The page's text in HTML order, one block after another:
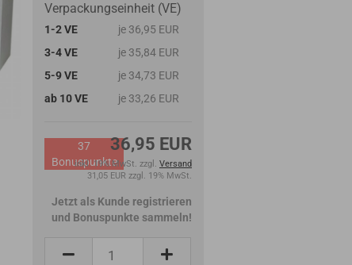
Verpackungseinheit (VE)
1-2 VE
je 36,95 EUR
3-4 VE
je 35,84 EUR
5-9 VE
je 34,73 EUR
ab 10 VE
je 33,26 EUR
36,95 EUR
inkl. 19% MwSt. zzgl. Versand
31,05 EUR zzgl. 19% MwSt.
37
Bonuspunkte
Jetzt als Kunde registrieren
und Bonuspunkte sammeln!